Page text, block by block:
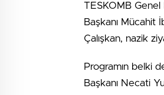
TESKOMB Genel
Başkanı Mücahit
Çalışkan, nazik
Programın belki
Başkanı Necati